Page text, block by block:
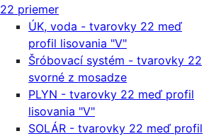
22 priemer
ÚK, voda - tvarovky 22 meď
profil lisovania "V"
Šróbovací systém - tvarovky 22
svorné z mosadze
PLYN - tvarovky 22 meď profil
lisovania "V"
SOLÁR - tvarovky 22 meď profil